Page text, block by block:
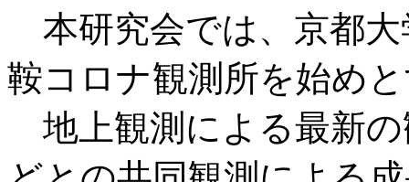
本研究会では、京都大
鞍コロナ観測所を始め
地上観測による最新